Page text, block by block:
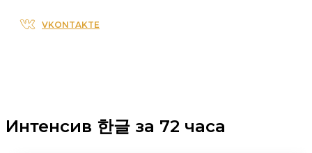
VKONTAKTE
Интенсив 한글 за 72 часа